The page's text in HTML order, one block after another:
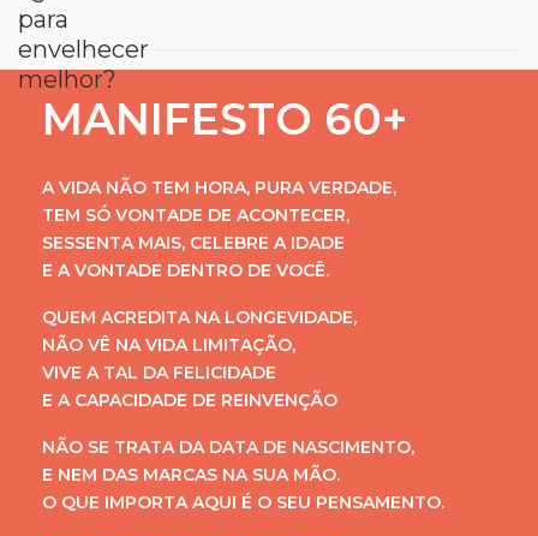
MANIFESTO 60+
A VIDA NÃO TEM HORA, PURA VERDADE,
TEM SÓ VONTADE DE ACONTECER,
SESSENTA MAIS, CELEBRE A IDADE
E A VONTADE DENTRO DE VOCÊ.
QUEM ACREDITA NA LONGEVIDADE,
NÃO VÊ NA VIDA LIMITAÇÃO,
VIVE A TAL DA FELICIDADE
E A CAPACIDADE DE REINVENÇÃO
NÃO SE TRATA DA DATA DE NASCIMENTO,
E NEM DAS MARCAS NA SUA MÃO.
O QUE IMPORTA AQUI É O SEU PENSAMENTO.